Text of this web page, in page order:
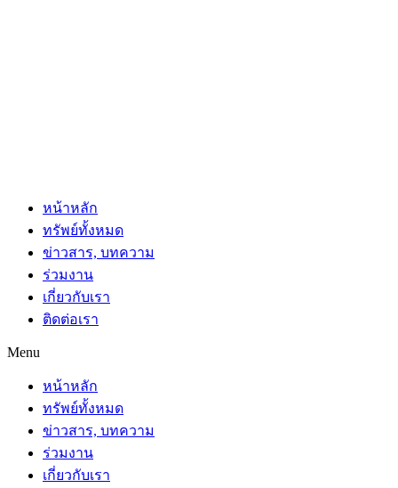
หน้าหลัก
ทรัพย์ทั้งหมด
ข่าวสาร, บทความ
ร่วมงาน
เกี่ยวกับเรา
ติดต่อเรา
Menu
หน้าหลัก
ทรัพย์ทั้งหมด
ข่าวสาร, บทความ
ร่วมงาน
เกี่ยวกับเรา